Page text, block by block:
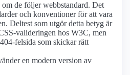
om de följer webbstandard. Det
och konventioner för att vara
Deltest som utgör detta betyg är
valideringen hos W3C, men
felsida som skickar rätt
en modern version av